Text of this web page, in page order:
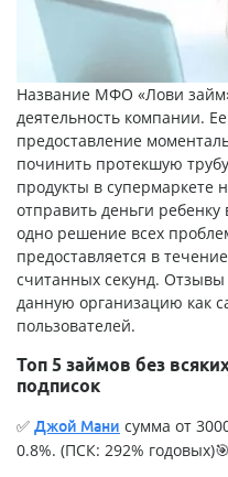
Название МФО «Лови займ
деятельность компании.
предоставление
починить протекшую
продукты в супермаркете
отправить деньги ребенку
одно решение всех
предоставляется в
считанных секунд.
данную организацию как
пользователей.
Топ 5 займов без
подписок
✅ Джой Мани сумма от
0.8%. (ПСК: 292% годовых)🎯